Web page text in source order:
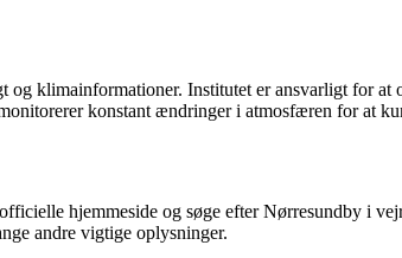
klimainformationer. Institutet er ansvarligt for
konstant ændringer i atmosfæren for at
hjemmeside og søge efter Nørresundby i
andre vigtige oplysninger.